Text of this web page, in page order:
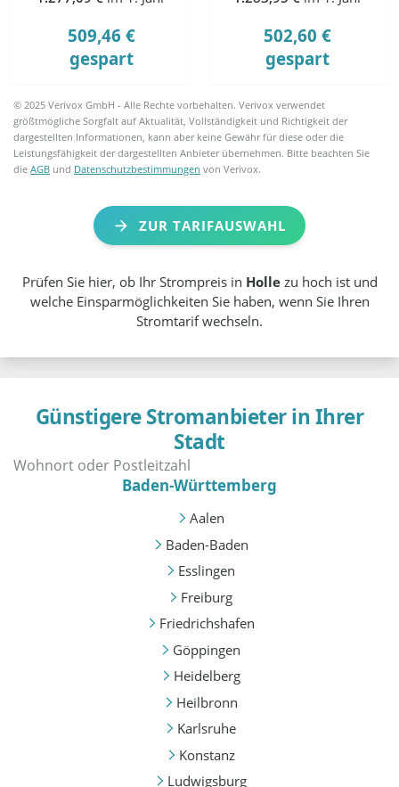
509,46 €
gespart
502,60 €
gespart
© 2025 Verivox GmbH - Alle Rechte vorbehalten. Verivox verwendet
größtmögliche Sorgfalt auf Aktualität, Vollständigkeit und Richtigkeit der
dargestellten Informationen, kann aber keine Gewähr für diese oder die
Leistungsfähigkeit der dargestellten Anbieter übernehmen. Bitte beachten Sie
dieAGB und Datenschutzbestimmungen von Verivox.
ZUR TARIFAUSWAHL
Prüfen Sie hier, ob Ihr Strompreis in Hollezu hoch ist und
welche Einsparmöglichkeiten Sie haben, wenn Sie Ihren
Stromtarif wechseln.
Günstigere Stromanbieter in Ihrer
Stadt
Baden-Württemberg
Aalen
Baden-Baden
Esslingen
Freiburg
Friedrichshafen
Göppingen
Heidelberg
Heilbronn
Karlsruhe
Konstanz
Ludwigsburg